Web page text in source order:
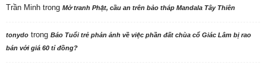
Trần Minh trong Mở tranh Phật, cầu an trên bảo tháp Mandala Tây Thiên
tonydo trong Báo Tuổi trẻ phản ảnh về việc phần đất chùa cổ Giác Lâm bị rao
bán với giá 60 tỉ đồng?